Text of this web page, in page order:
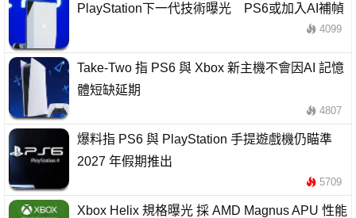
PlayStation下一代技術曝光 PS6或加入AI補幀
4099
Take-Two 指 PS6 與 Xbox 新主機不會因AI 記憶
體短缺延期
4807
爆料指 PS6 與 PlayStation 手提遊戲機仍瞄準
2027 年假期推出
5709
Xbox Helix 規格曝光 採 AMD Magnus APU 性能